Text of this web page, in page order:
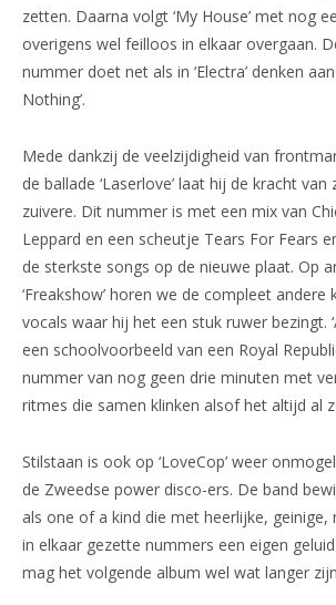
zetten. Daarna volgt ‘My House’ met nog
overigens wel feilloos in elkaar overgaan.
nummer doet net als in ‘Electra’ denken
Nothing’.
Mede dankzij de veelzijdigheid van
de ballade ‘Laserlove’ laat hij de kracht
zuivere. Dit nummer is met een mix van
Leppard en een scheutje Tears For Fears
de sterkste songs op de nieuwe plaat. Op
‘Freakshow’ horen we de compleet andere
vocals waar hij het een stuk ruwer bezingt.
een schoolvoorbeeld van een Royal
nummer van nog geen drie minuten met
ritmes die samen klinken alsof het altijd al
Stilstaan is ook op ‘LoveCop’ weer
de Zweedse power disco-ers. De band
als one of a kind die met heerlijke,
in elkaar gezette nummers een eigen
mag het volgende album wel wat langer